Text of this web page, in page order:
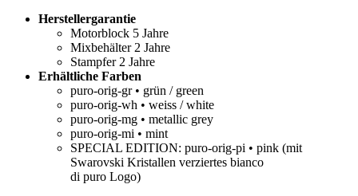
Herstellergarantie
Motorblock 5 Jahre
Mixbehälter 2 Jahre
Stampfer 2 Jahre
Erhältliche Farben
puro-orig-gr • grün / green
puro-orig-wh • weiss / white
puro-orig-mg • metallic grey
puro-orig-mi • mint
SPECIAL EDITION: puro-orig-pi • pink (mit
Swarovski Kristallen verziertes bianco
di puro Logo)